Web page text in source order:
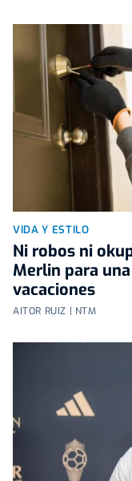
VIDA Y ESTILO
Ni robos ni
Merlin para
vacaciones
AITOR RUIZ | NTM